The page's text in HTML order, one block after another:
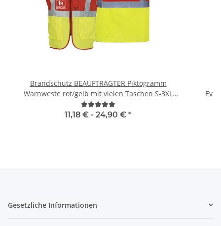
Brandschutz BEAUFTRAGTER Piktogramm
Warnweste rot/gelb mit vielen Taschen S-3XL
"BRAND22 Linie"
11,18 € - 24,90 € *
Gesetzliche Informationen